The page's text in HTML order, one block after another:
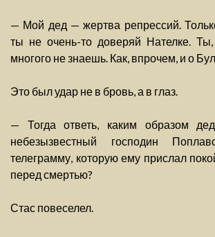
— Мой дед — жертва репрессий.
ты не очень-то доверяй Нателке.
многого не знаешь. Как, впрочем, и о
Это был удар не в бровь, а в глаз.
— Тогда ответь, каким образом
небезызвестный господин
телеграмму, которую ему прислал
перед смертью?
Стас повеселел.